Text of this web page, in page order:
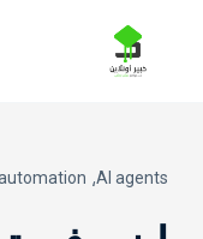
AI agents⸲